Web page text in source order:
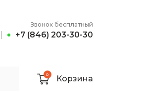
Звонок бесплатный
+7 (846) 203-30-30
0 Корзина